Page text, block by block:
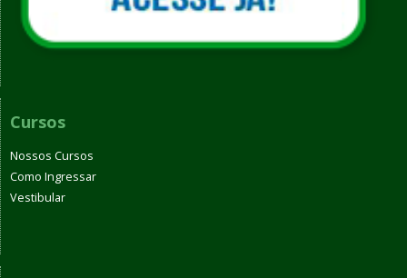
Cursos
Nossos Cursos
Como Ingressar
Vestibular